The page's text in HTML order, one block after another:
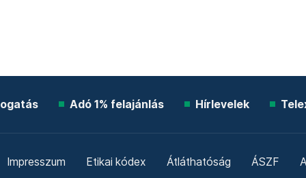
Adó 1% felajánlás Hírlevelek
Impresszum Etikai kódex Átláthatóság ÁSZF